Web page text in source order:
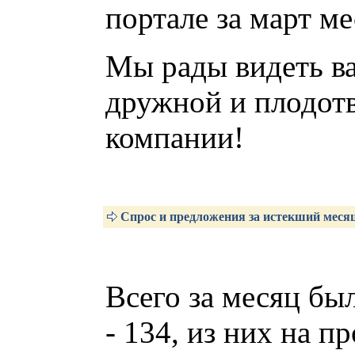
портале за март
Мы рады видеть
дружной и
компании!
Спрос и предложения за истекший
Всего за месяц
- 134, из них на